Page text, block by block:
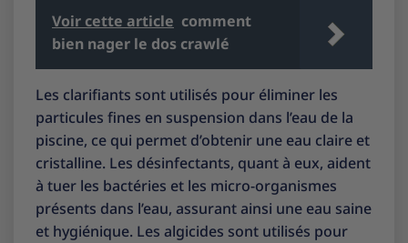
Voir cette article comment
bien nager le dos crawlé
Les clarifiants sont utilisés pour éliminer les
particules fines en suspension dans l’eau de la
piscine, ce qui permet d’obtenir une eau claire et
cristalline. Les désinfectants, quant à eux, aident
à tuer les bactéries et les micro-organismes
présents dans l’eau, assurant ainsi une eau saine
et hygiénique. Les algicides sont utilisés pour